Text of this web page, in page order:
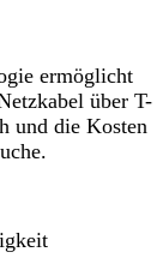
ermöglicht
über T-
und die Kosten